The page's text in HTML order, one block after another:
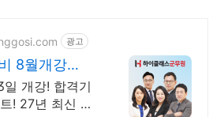
광고
8월개강
! 개강! 합격기
! 27년 최신 강